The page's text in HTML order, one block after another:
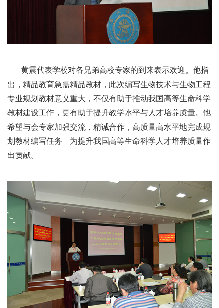
黄震代表学校对各兄弟高校专家的到来表示欢迎。他指
出，精品教育急需精品教材，此次编写生物技术与生物工程
专业规划教材意义重大，不仅有助于推动我国高等生命科学
教材建设工作，更有助于提升教学水平与人才培养质量。他
希望与会专家加强交流，精诚合作，高质量高水平地完成规
划教材编写任务，为提升我国高等生命科学人才培养质量作
出贡献。